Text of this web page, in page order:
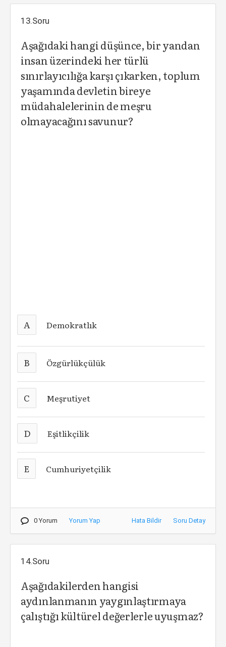
13.Soru
Aşağıdaki hangi düşünce, bir yandan
insan üzerindeki her türlü
sınırlayıcılığa karşı çıkarken, toplum
yaşamında devletin bireye
müdahalelerinin de meşru
olmayacağını savunur?
A Demokratlık
B Özgürlükçülük
C Meşrutiyet
D Eşitlikçilik
E Cumhuriyetçilik
0 Yorum Yorum Yap Hata Bildir Soru Detay
14.Soru
Aşağıdakilerden hangisi
aydınlanmanın yaygınlaştırmaya
çalıştığı kültürel değerlerle uyuşmaz?